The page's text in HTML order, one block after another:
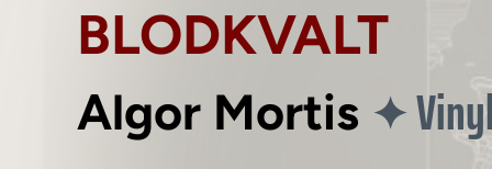
BLODKVALT
Algor Mortis ✦